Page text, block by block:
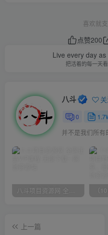
喜欢就
点赞200
Live every day
把活着的每一天
八斗
0
并不是我们所有
八斗项目资源网 全网正品VIP课程 无损下载~
上一篇